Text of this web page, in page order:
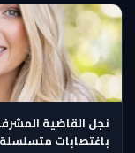
نجل القاضية
باغتصابات متسلسلة